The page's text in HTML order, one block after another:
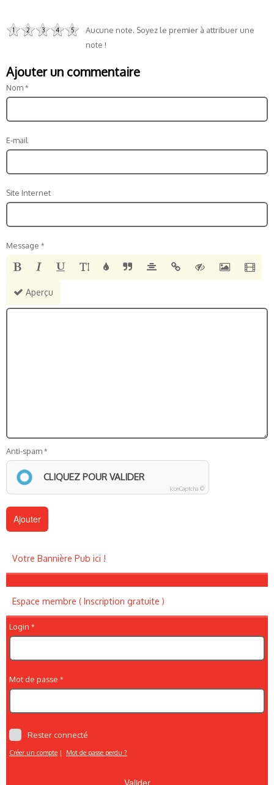
1 2 3 4 5
Aucune note. Soyez le premier à attribuer une
note !
Ajouter un commentaire
Nom
E-mail
Site Internet
Message
Aperçu
Anti-spam
CLIQUEZ POUR VALIDER
IconCaptcha ©
Votre Bannière Pub ici !
Espace membre ( Inscription gratuite )
Login
Mot de passe
Rester connecté
Créer un compte | Mot de passe perdu ?